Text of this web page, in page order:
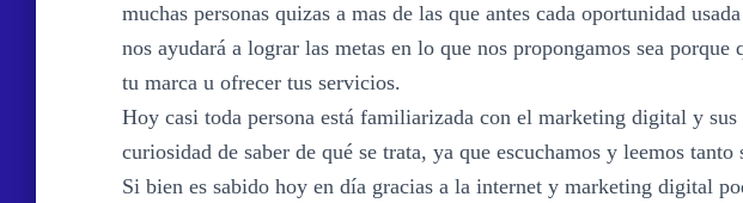
muchas personas quizas a mas de las que antes cada oportunidad
nos ayudará a lograr las metas en lo que nos propongamos sea porque
tu marca u ofrecer tus servicios.
Hoy casi toda persona está familiarizada con el marketing digital y
curiosidad de saber de qué se trata, ya que escuchamos y leemos tanto
Si bien es sabido hoy en día gracias a la internet y marketing digital